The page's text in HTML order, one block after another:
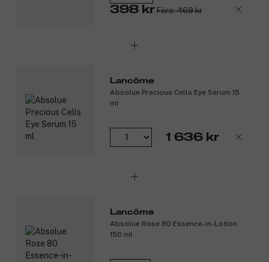
398 kr Före: 469 kr
Lancôme
Absolue Precious Cells Eye Serum 15
ml
1 636 kr
Lancôme
Absolue Rose 80 Essence-in-Lotion
150 ml